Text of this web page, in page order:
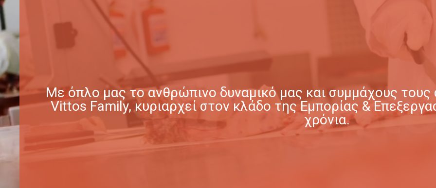
Με όπλο μας το ανθρώπινο δυναμικό μας και συμμάχους τους
Vittos Family, κυριαρχεί στον κλάδο της Εμπορίας &
χρόνια.